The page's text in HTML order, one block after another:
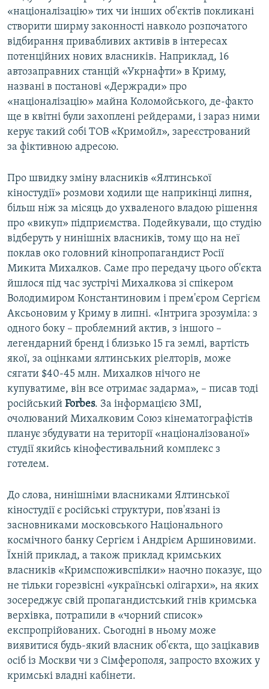
«націоналізацію» тих чи інших об'єктів покликані
створити ширму законності навколо розпочатого
відбирання привабливих активів в інтересах
потенційних нових власників. Наприклад, 16
автозаправних станцій «Укрнафти» в Криму,
названі в постанові «Держради» про
«націоналізацію» майна Коломойського, де-факто
ще в квітні були захоплені рейдерами, і зараз ними
керує такий собі ТОВ «Кримойл», зареєстрований
за фіктивною адресою.
Про швидку зміну власників «Ялтинської
кіностудії» розмови ходили ще наприкінці липня,
більш ніж за місяць до ухваленого владою рішення
про «викуп» підприємства. Подейкували, що студію
відберуть у нинішніх власників, тому що на неї
поклав око головний кінопропагандист Росії
Микита Михалков. Саме про передачу цього об'єкта
йшлося під час зустрічі Михалкова зі спікером
Володимиром Константиновим і прем'єром Сергієм
Аксьоновим у Криму в липні. «Інтрига зрозуміла: з
одного боку – проблемний актив, з іншого –
легендарний бренд і близько 15 га землі, вартість
якої, за оцінками ялтинських ріелторів, може
сягати $40-45 млн. Михалков нічого не
купуватиме, він все отримає задарма», – писав тоді
російський Forbes. За інформацією ЗМІ,
очолюваний Михалковим Союз кінематографістів
планує збудувати на території «націоналізованої»
студії якийсь кінофестивальний комплекс з
готелем.
До слова, нинішніми власниками Ялтинської
кіностудії є російські структури, пов'язані із
засновниками московського Національного
космічного банку Сергієм і Андрієм Аршиновими.
Їхній приклад, а також приклад кримських
власників «Кримспоживспілки» наочно показує, що
не тільки горезвісні «українські олігархи», на яких
зосереджує свій пропагандистський гнів кримська
верхівка, потрапили в «чорний список»
експропрійованих. Сьогодні в ньому може
виявитися будь-який власник об'єкта, що зацікавив
осіб із Москви чи з Сімферополя, запросто вхожих у
кримські владні кабінети.